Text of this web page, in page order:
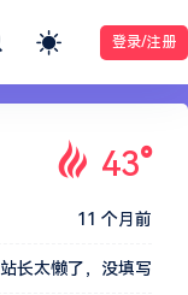
登录/注册
43°
11 个月前
站长太懒了，没填写